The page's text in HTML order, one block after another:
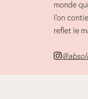
monde
l’on
reflet le